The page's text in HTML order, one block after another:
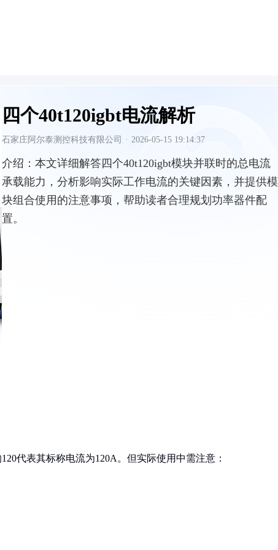
四个40t120igbt电流解析
石家庄阿尔泰测控科技有限公司 · 2026-05-15 19:14:37
介绍： 本文详细解答四个40t120igbt模块并联时的总电流
承载能力，分析影响实际工作电流的关键因素，并提供模
块组合使用的注意事项，帮助读者合理规划功率器件配
置。
代表其标称电流为120A。但实际使用中需注意：